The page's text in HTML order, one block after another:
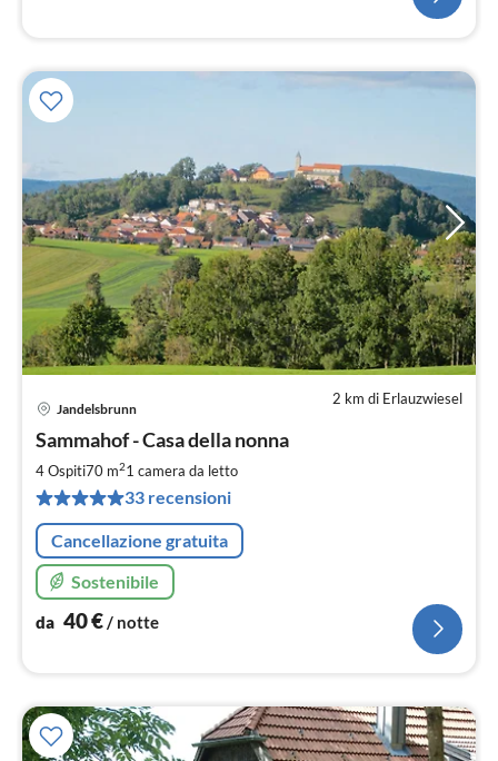
2 km di Erlauzwiesel
Jandelsbrunn
Sammahof - Casa della nonna
4 Ospiti70 m21 camera da letto
33 recensioni
Cancellazione gratuita
Sostenibile
da 40€/ notte